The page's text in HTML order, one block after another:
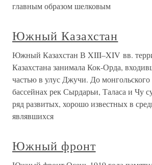
главным образом шелковым
Южный Казахстан
Южный Казахстан В XIII–XIV вв.
Казахстана занимала Кок-Орда,
частью в улус Джучи. До монгольского
бассейнах рек Сырдарьи, Таласа и Чу
ряд развитых, хорошо известных в
являвшихся
Южный фронт